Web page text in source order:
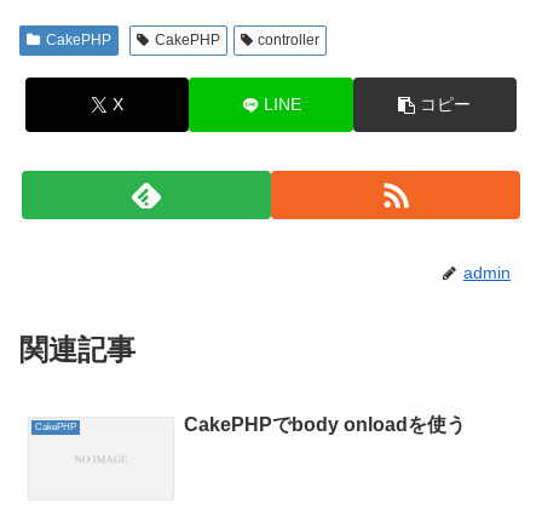
CakePHP CakePHP controller
X LINE コピー
admin
関連記事
CakePHP CakePHPでbody onloadを使う